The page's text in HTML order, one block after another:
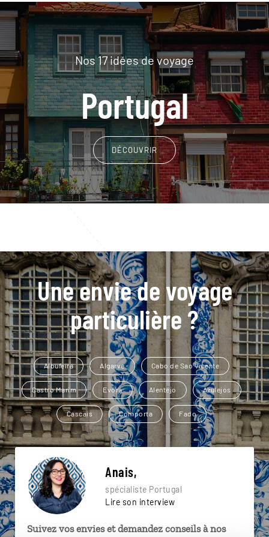
Nos 17 idées de voyage
Portugal
DÉCOUVRIR
Une envie de voyage
particulière ?
Albufeira Algarve Cabo de Sao Vicente
Castro Marim Evora Alentejo Azulejos
Cascais Comporta Fado
Anais,
spécialiste Portugal
Lire son interview
Suivez vos envies et demandez conseils à nos